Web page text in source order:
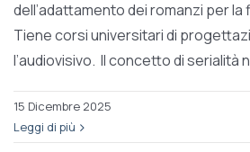
dell’adattamento dei romanzi per la
Tiene corsi universitari di
l’audiovisivo. Il concetto di serialità
15 Dicembre 2025
Leggi di più